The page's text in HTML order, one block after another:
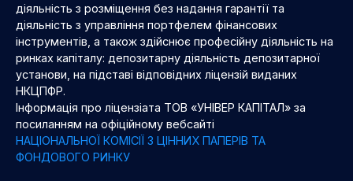
діяльність з розміщення без надання гарантії та
діяльність з управління портфелем фінансових
інструментів, а також здійснює професійну діяльність на
ринках капіталу: депозитарну діяльність депозитарної
установи, на підставі відповідних ліцензій виданих
НКЦПФР.
Інформація про ліцензіата ТОВ «УНІВЕР КАПІТАЛ» за
посиланням на офіційному вебсайті
НАЦІОНАЛЬНОЇ КОМІСІЇ З ЦІННИХ ПАПЕРІВ ТА
ФОНДОВОГО РИНКУ